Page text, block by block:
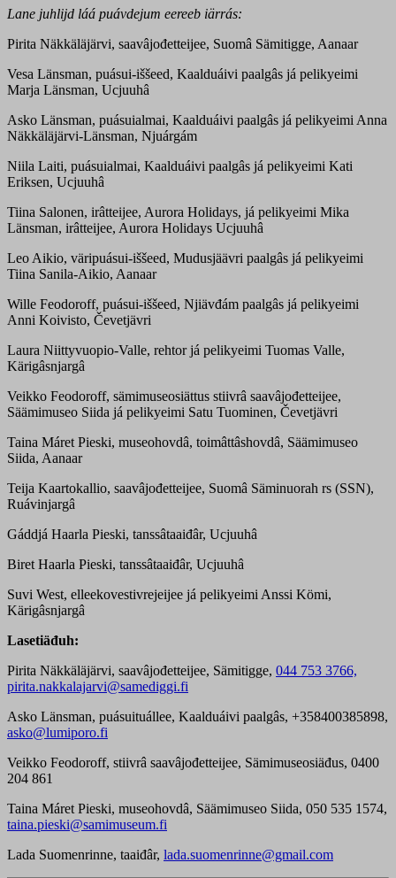
Lane juhlijd láá puávdejum eereeb iärrás:
Pirita Näkkäläjärvi, saavâjođetteijee, Suomâ Sämitigge, Aanaar
Vesa Länsman, puásui-iššeed, Kaalduáivi paalgâs já pelikyeimi
Marja Länsman, Ucjuuhâ
Asko Länsman, puásuialmai, Kaalduáivi paalgâs já pelikyeimi Anna
Näkkäläjärvi-Länsman, Njuárgám
Niila Laiti, puásuialmai, Kaalduáivi paalgâs já pelikyeimi Kati
Eriksen, Ucjuuhâ
Tiina Salonen, irâtteijee, Aurora Holidays, já pelikyeimi Mika
Länsman, irâtteijee, Aurora Holidays Ucjuuhâ
Leo Aikio, väripuásui-iššeed, Mudusjäävri paalgâs já pelikyeimi
Tiina Sanila-Aikio, Aanaar
Wille Feodoroff, puásui-iššeed, Njiävđám paalgâs já pelikyeimi
Anni Koivisto, Čevetjävri
Laura Niittyvuopio-Valle, rehtor já pelikyeimi Tuomas Valle,
Kärigâsnjargâ
Veikko Feodoroff, sämimuseosiättus stiivrâ saavâjođetteijee,
Säämimuseo Siida já pelikyeimi Satu Tuominen, Čevetjävri
Taina Máret Pieski, museohovdâ, toimâttâshovdâ, Säämimuseo
Siida, Aanaar
Teija Kaartokallio, saavâjođetteijee, Suomâ Säminuorah rs (SSN),
Ruávinjargâ
Gáddjá Haarla Pieski, tanssâtaaiđâr, Ucjuuhâ
Biret Haarla Pieski, tanssâtaaiđâr, Ucjuuhâ
Suvi West, elleekovestivrejeijee já pelikyeimi Anssi Kömi,
Kärigâsnjargâ
Lasetiäđuh:
Pirita Näkkäläjärvi, saavâjođetteijee, Sämitigge, 044 753 3766,
pirita.nakkalajarvi@samediggi.fi
Asko Länsman, puásuituállee, Kaalduáivi paalgâs, +358400385898,
asko@lumiporo.fi
Veikko Feodoroff, stiivrâ saavâjođetteijee, Sämimuseosiäđus, 0400
204 861
Taina Máret Pieski, museohovdâ, Säämimuseo Siida, 050 535 1574,
taina.pieski@samimuseum.fi
Lada Suomenrinne, taaiđâr, lada.suomenrinne@gmail.com